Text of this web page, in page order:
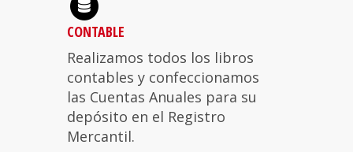
CONTABLE
Realizamos todos los libros
contables y confeccionamos
las Cuentas Anuales para su
depósito en el Registro
Mercantil.